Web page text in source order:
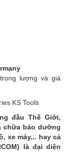
lượng và giá
đầu Thế Giới,
chữa bảo dưỡng
xe máy... hay cả
là đại diện